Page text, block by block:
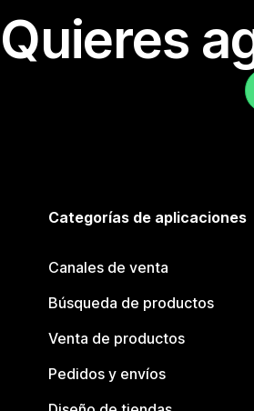
Categorías de aplicaciones
Canales de venta
Búsqueda de productos
Venta de productos
Pedidos y envíos